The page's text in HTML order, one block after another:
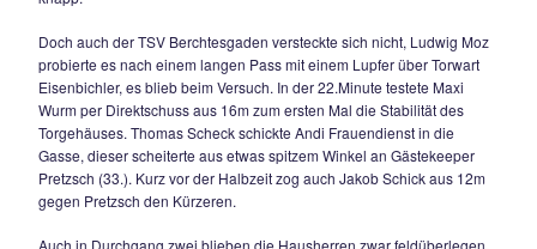
09.05.2010
TSV SIEGSDORF WEITER OHNE HEIMSIEG
1:2 gegen TSV Berchtesgaden – Maxi Wurm
dreimal Aluminium